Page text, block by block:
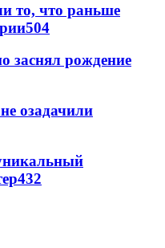
то, что раньше
504
заснял рождение
озадачили
432